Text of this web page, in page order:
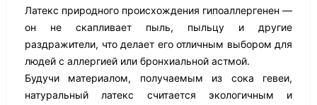
Латекс природного происхождения гипоаллергенен —
он не скапливает пыль, пыльцу и другие
раздражители, что делает его отличным выбором для
людей с аллергией или бронхиальной астмой.
Будучи материалом, получаемым из сока гевеи,
натуральный латекс считается экологичным и